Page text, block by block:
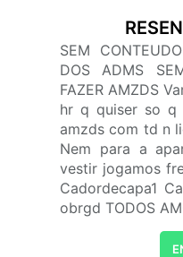
SEM
DOS ADMS
FAZER AMZDS
hr q quiser so q
amzds com td n
Nem para a
vestir jogamos
Cadordecapa1
obrgd TODOS